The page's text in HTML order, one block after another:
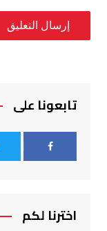
تابعونا على
اخترنا لكم